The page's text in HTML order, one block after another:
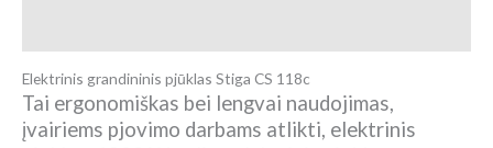
Elektrinis grandininis pjūklas Stiga CS 118c
Tai ergonomiškas bei lengvai naudojimas,
įvairiems pjovimo darbams atlikti, elektrinis